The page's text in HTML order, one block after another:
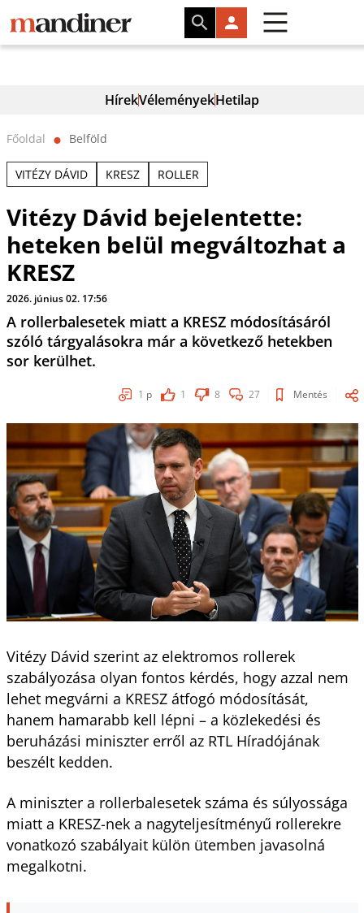
HírekVéleményekHetilap
Főoldal ⬤ Belföld
VITÉZY DÁVID KRESZ ROLLER
Vitézy Dávid bejelentette:
heteken belül megváltozhat a
KRESZ
2026. június 02. 17:56
A rollerbalesetek miatt a KRESZ módosításáról
szóló tárgyalásokra már a következő hetekben
sor kerülhet.
1 p 1 8 27 Mentés
Vitézy Dávid szerint az elektromos rollerek
szabályozása olyan fontos kérdés, hogy azzal nem
lehet megvárni a KRESZ átfogó módosítását,
hanem hamarabb kell lépni – a közlekedési és
beruházási miniszter erről az RTL Híradójának
beszélt kedden.
A miniszter a rollerbalesetek száma és súlyossága
miatt a KRESZ-nek a nagyteljesítményű rollerekre
vonatkozó szabályait külön ütemben javasolná
megalkotni.